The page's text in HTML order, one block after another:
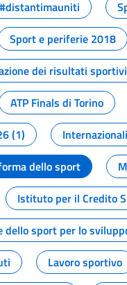
#distantimauniti
Sport e periferie 2018
dei risultati sportivi
ATP Finals di Torino
(1)
dello sport
Istituto per il Credito
dello sport per lo
Lavoro sportivo